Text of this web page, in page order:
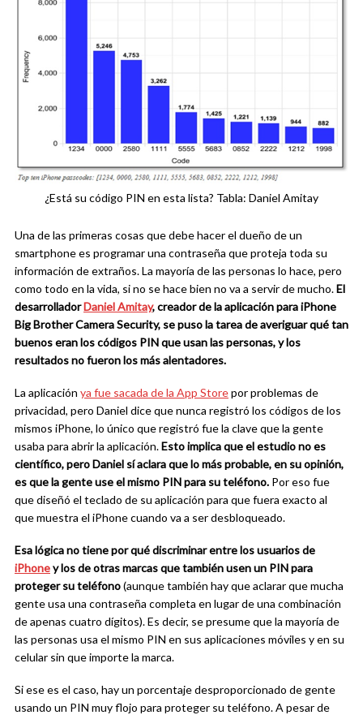
¿Está su código PIN en esta lista? Tabla: Daniel Amitay
Una de las primeras cosas que debe hacer el dueño de un
smartphone es programar una contraseña que proteja toda su
información de extraños. La mayoría de las personas lo hace, pero
como todo en la vida, si no se hace bien no va a servir de mucho.El
desarrolladorDaniel Amitay, creador de la aplicación para iPhone
Big Brother Camera Security, se puso la tarea de averiguar qué tan
buenos eran los códigos PIN que usan las personas, y los
resultados no fueron los más alentadores.
La aplicación ya fue sacada de la App Storepor problemas de
privacidad, pero Daniel dice que nunca registró los códigos de los
mismos iPhone, lo único que registró fue la clave que la gente
usaba para abrir la aplicación.Esto implica que el estudio no es
científico, pero Daniel sí aclara que lo más probable, en su opinión,
es que la gente use el mismo PIN para su teléfono. Por eso fue
que diseñó el teclado de su aplicación para que fuera exacto al
que muestra el iPhone cuando va a ser desbloqueado.
Esa lógica no tiene por qué discriminar entre los usuarios de
iPhoney los de otras marcas que también usen un PIN para
proteger su teléfono(aunque también hay que aclarar que mucha
gente usa una contraseña completa en lugar de una combinación
de apenas cuatro dígitos). Es decir, se presume que la mayoría de
las personas usa el mismo PIN en sus aplicaciones móviles y en su
celular sin que importe la marca.
Si ese es el caso, hay un porcentaje desproporcionado de gente
usando un PIN muy flojo para proteger su teléfono. A pesar de